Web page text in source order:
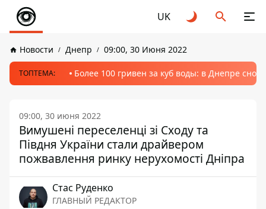
UK
Новости Днепр 09:00, 30 Июня 2022
ТОПТЕМА: Более 100 гривен за куб воды: в Днепре
09:00, 30 июня 2022
Вимушені переселенці зі Сходу та
Півдня України стали драйвером
пожвавлення ринку нерухомості Дніпра
Стаc Руденко
ГЛАВНЫЙ РЕДАКТОР